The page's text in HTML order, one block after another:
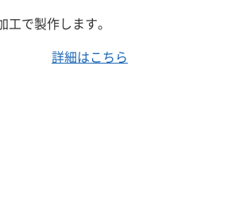
工で製作します。
詳細はこちら